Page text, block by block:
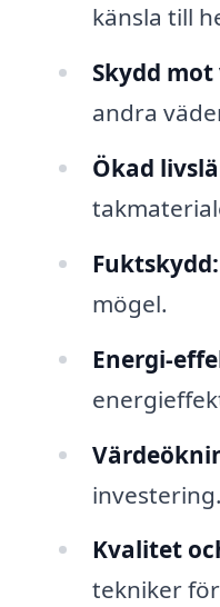
känsla till
Skydd
andra
Ökad
Fuktskydd:
mögel.
Energi-
investering.
Kvalitet
tekniker